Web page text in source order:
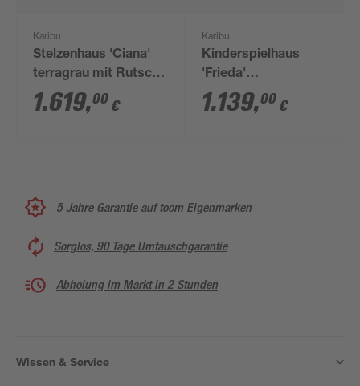
Karibu
Stelzenhaus 'Ciana'
terragrau mit Rutsche
rot 440 x 244 x 309
cm
1.619,00 €
Karibu
Kinderspielhaus
'Frieda'
naturbelassene
nordische Fichte 347
1.139,00 €
5 Jahre Garantie auf toom Eigenmarken
Sorglos, 90 Tage Umtauschgarantie
Abholung im Markt in 2 Stunden
Wissen & Service